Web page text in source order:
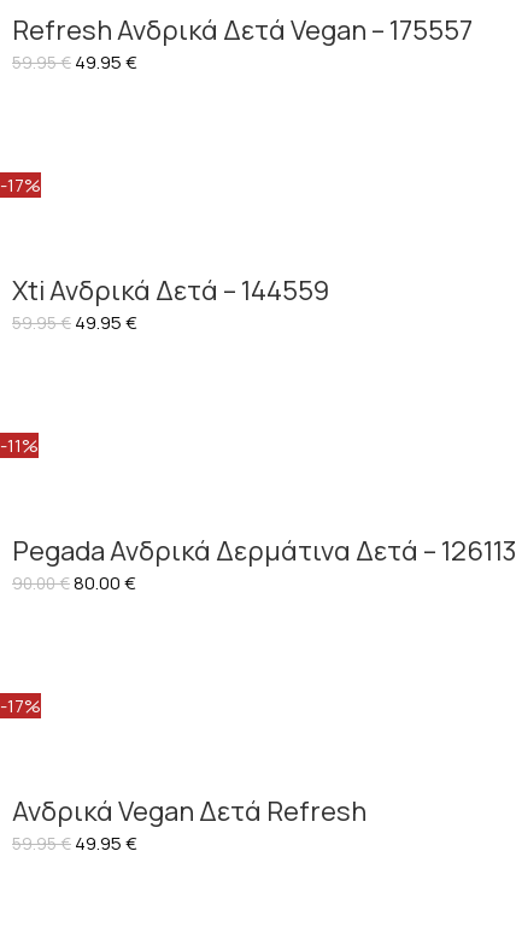
Refresh Ανδρικά Δετά Vegan – 175557
59.95€ 49.95€
-17%
Χti Ανδρικά Δετά – 144559
59.95€ 49.95€
-11%
Pegada Ανδρικά Δερμάτινα Δετά – 126113
90.00€80.00€
-17%
Ανδρικά Vegan Δετά Refresh
59.95€ 49.95€